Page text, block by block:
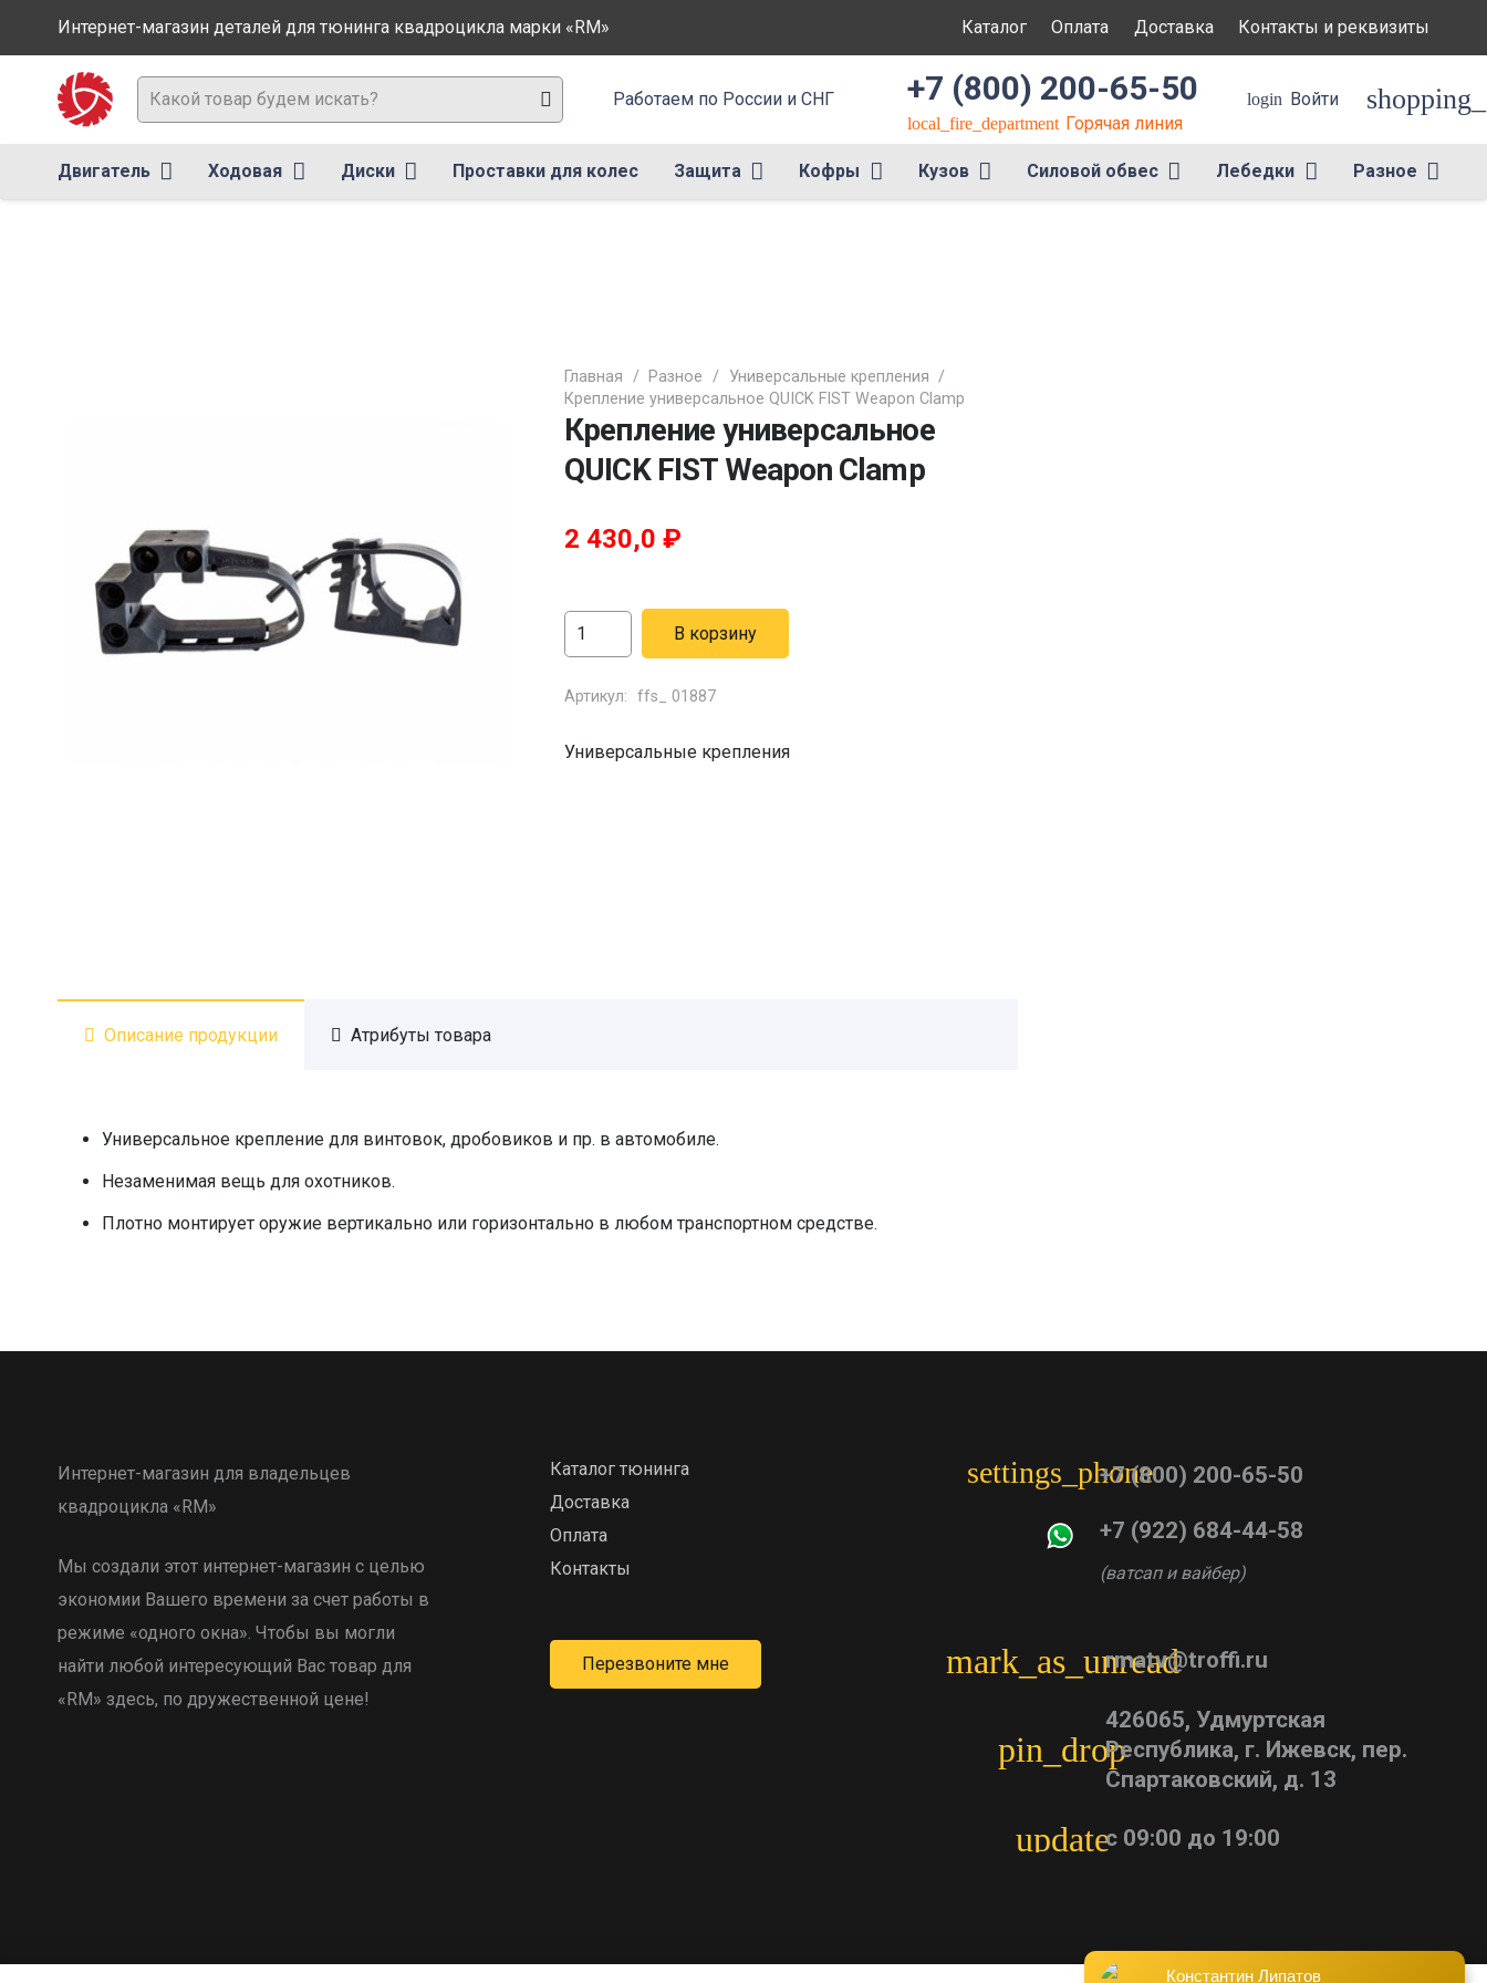
Интернет-магазин деталей для тюнинга квадроцикла марки «RM» Каталог Оплата Доставка Контакты и реквизиты
Работаем по России и СНГ +7 (800) 200-65-50
local_fire_department Горячая линия
login Войти
Двигатель Ходовая Диски Проставки для колес Защита Кофры Кузов Силовой обвес Лебедки Разное
Главная / Разное / Универсальные крепления /
Крепление универсальное QUICK FIST Weapon Clamp
Крепление универсальное
QUICK FIST Weapon Clamp
2 430,0 ₽
Количество
товара
Крепление
QUICK
В корзину
Артикул: ffs_ 01887
Универсальные крепления
Описание продукции Атрибуты товара
Универсальное крепление для винтовок, дробовиков и пр. в автомобиле.
Незаменимая вещь для охотников.
Плотно монтирует оружие вертикально или горизонтально в любом транспортном средстве.
Интернет-магазин для владельцев
квадроцикла «RM»
Мы создали этот интернет-магазин с целью
экономии Вашего времени за счет работы в
режиме «одного окна». Чтобы вы могли
найти любой интересующий Вас товар для
«RM» здесь, по дружественной цене!
Каталог тюнинга
Доставка
Оплата
Контакты
Перезвоните мне
settings_phone+7 (800) 200-65-50
+7 (922) 684-44-58
(ватсап и вайбер)
mark_as_unreadrmatv@troffi.ru
pin_drop
426065, Удмуртская
Республика, г. Ижевск, пер.
Спартаковский, д. 13
updateс 09:00 до 19:00
Константин Липатов